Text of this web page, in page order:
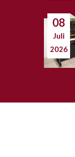
08
Juli
2026